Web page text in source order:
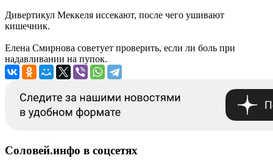
Дивертикул Меккеля иссекают, после чего ушивают
кишечник.
Елена Смирнова советует проверить, если ли боль при
надавливании на пупок.
Соловей.инфо в соцсетях